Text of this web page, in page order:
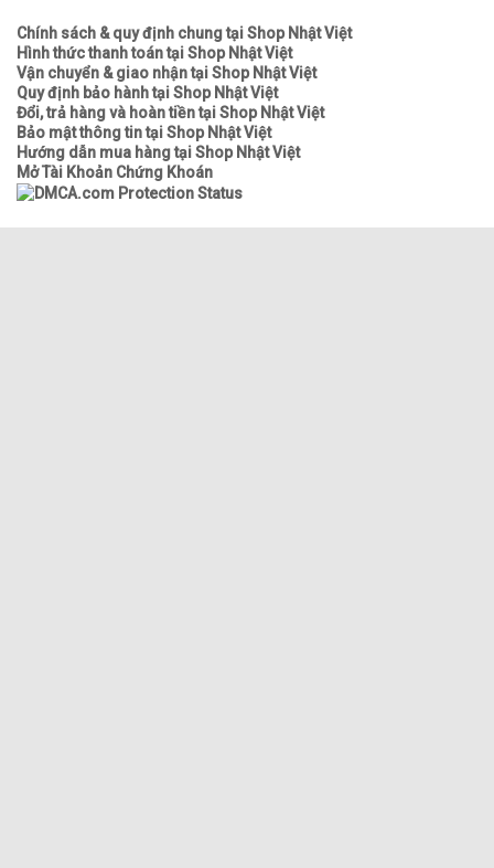
Chính sách & quy định chung tại Shop Nhật Việt
Hình thức thanh toán tại Shop Nhật Việt
Vận chuyển & giao nhận tại Shop Nhật Việt
Quy định bảo hành tại Shop Nhật Việt
Đổi, trả hàng và hoàn tiền tại Shop Nhật Việt
Bảo mật thông tin tại Shop Nhật Việt
Hướng dẫn mua hàng tại Shop Nhật Việt
Mở Tài Khoản Chứng Khoán